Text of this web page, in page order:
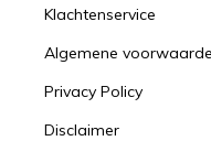
Klachtenservice
Algemene
Privacy Policy
Disclaimer